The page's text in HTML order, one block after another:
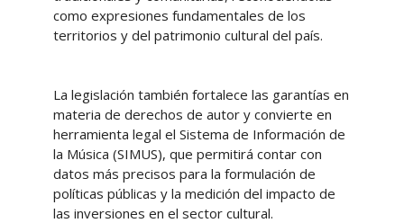
como expresiones fundamentales de los
territorios y del patrimonio cultural del país.
La legislación también fortalece las garantías en
materia de derechos de autor y convierte en
herramienta legal el Sistema de Información de
la Música (SIMUS), que permitirá contar con
datos más precisos para la formulación de
políticas públicas y la medición del impacto de
las inversiones en el sector cultural.